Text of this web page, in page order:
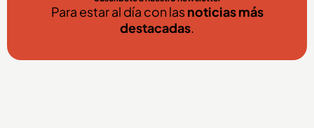
Para estar al día con lasnoticias más
destacadas.